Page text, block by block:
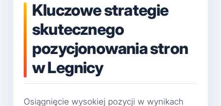
Kluczowe strategie
skutecznego
pozycjonowania stron
w Legnicy
Osiągnięcie wysokiej pozycji w wynikach